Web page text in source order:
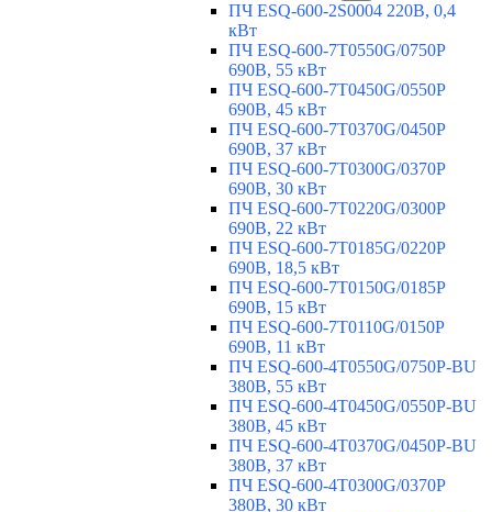
ПЧ ESQ-600-2S0004 220В, 0,4
кВт
ПЧ ESQ-600-7T0550G/0750P
690В, 55 кВт
ПЧ ESQ-600-7T0450G/0550P
690В, 45 кВт
ПЧ ESQ-600-7T0370G/0450P
690В, 37 кВт
ПЧ ESQ-600-7T0300G/0370P
690В, 30 кВт
ПЧ ESQ-600-7T0220G/0300P
690В, 22 кВт
ПЧ ESQ-600-7T0185G/0220P
690В, 18,5 кВт
ПЧ ESQ-600-7T0150G/0185P
690В, 15 кВт
ПЧ ESQ-600-7T0110G/0150P
690В, 11 кВт
ПЧ ESQ-600-4T0550G/0750P-BU
380В, 55 кВт
ПЧ ESQ-600-4T0450G/0550P-BU
380В, 45 кВт
ПЧ ESQ-600-4T0370G/0450P-BU
380В, 37 кВт
ПЧ ESQ-600-4T0300G/0370P
380В, 30 кВт